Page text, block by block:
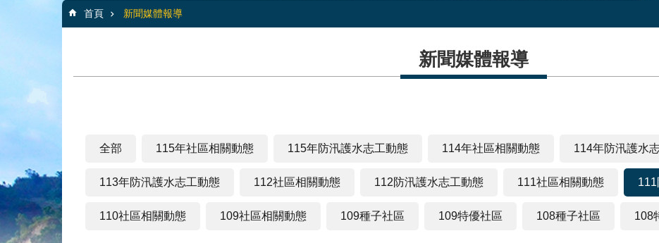
:::
首頁 新聞媒體報導
新聞媒體報導
全部 115年社區相關動態 115年防汛護水志工動態 114年社區相關動態 114年防汛護水
113年防汛護水志工動態 112社區相關動態 112防汛護水志工動態 111社區相關動態
110社區相關動態 109社區相關動態 109種子社區 109特優社區 108種子社區 108